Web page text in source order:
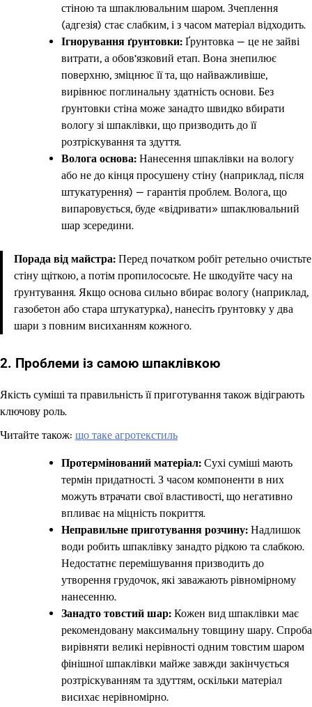
стіною та шпаклювальним шаром. Зчеплення
(адгезія) стає слабким, і з часом матеріал відходить.
Ігнорування ґрунтовки: Ґрунтовка — це не зайві
витрати, а обов’язковий етап. Вона знепилює
поверхню, зміцнює її та, що найважливіше,
вирівнює поглинальну здатність основи. Без
ґрунтовки стіна може занадто швидко вбирати
вологу зі шпаклівки, що призводить до її
розтріскування та здуття.
Волога основа: Нанесення шпаклівки на вологу
або не до кінця просушену стіну (наприклад, після
штукатурення) — гарантія проблем. Волога, що
випаровується, буде «відривати» шпаклювальний
шар зсередини.
Порада від майстра: Перед початком робіт ретельно очистьте
стіну щіткою, а потім пропилососьте. Не шкодуйте часу на
ґрунтування. Якщо основа сильно вбирає вологу (наприклад,
газобетон або стара штукатурка), нанесіть ґрунтовку у два
шари з повним висиханням кожного.
2. Проблеми із самою шпаклівкою
Якість суміші та правильність її приготування також відіграють
ключову роль.
Читайте також: що таке агротекстиль
Протермінований матеріал: Сухі суміші мають
термін придатності. З часом компоненти в них
можуть втрачати свої властивості, що негативно
впливає на міцність покриття.
Неправильне приготування розчину: Надлишок
води робить шпаклівку занадто рідкою та слабкою.
Недостатнє перемішування призводить до
утворення грудочок, які заважають рівномірному
нанесенню.
Занадто товстий шар: Кожен вид шпаклівки має
рекомендовану максимальну товщину шару. Спроба
вирівняти великі нерівності одним товстим шаром
фінішної шпаклівки майже завжди закінчується
розтріскуванням та здуттям, оскільки матеріал
висихає нерівномірно.